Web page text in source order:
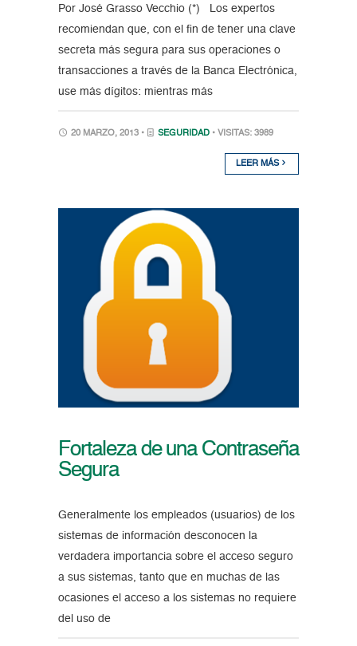
Por José Grasso Vecchio (*) Los expertos
recomiendan que, con el fin de tener una clave
secreta más segura para sus operaciones o
transacciones a través de la Banca Electrónica,
use más dígitos: mientras más
20 MARZO, 2013 • SEGURIDAD • VISITAS: 3989
LEER MÁS
Fortaleza de una Contraseña
Segura
Generalmente los empleados (usuarios) de los
sistemas de información desconocen la
verdadera importancia sobre el acceso seguro
a sus sistemas, tanto que en muchas de las
ocasiones el acceso a los sistemas no requiere
del uso de